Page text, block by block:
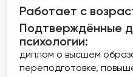
Работает с
Подтверждённые
психологии:
диплом о высшем
переподготовке